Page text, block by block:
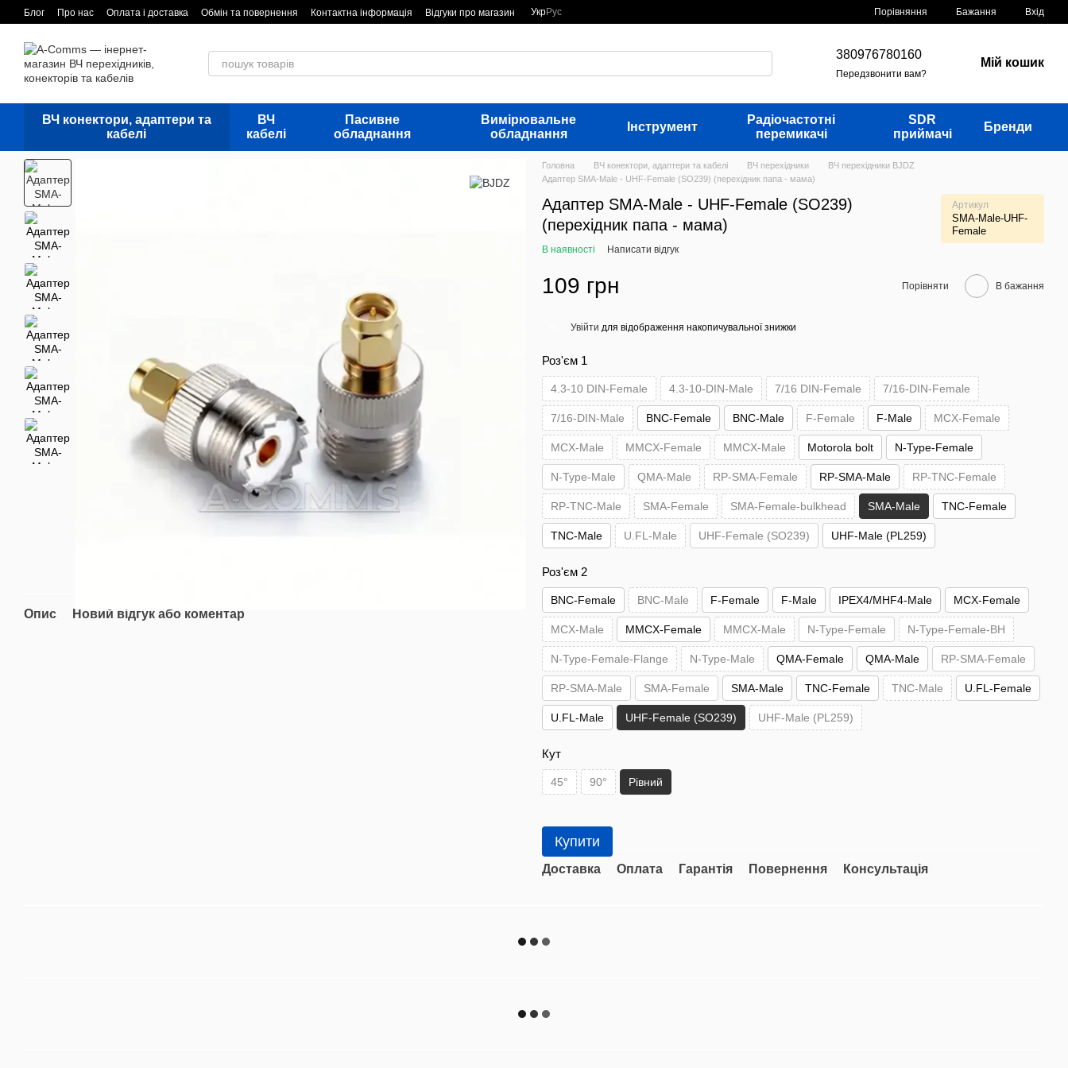
Перейти до основного контенту
Блог Про нас Оплата і доставка Обмін та повернення Контактна інформація Відгуки про магазин УкрРус Порівняння Бажання Вхід
380976780160
Передзвонити вам?
Мій кошик
ВЧ конектори, адаптери та
кабелі
ВЧ
кабелі
Пасивне
обладнання
Вимірювальне
обладнання
Інструмент
Радіочастотні
перемикачі
SDR
приймачі
Бренди
Опис Новий відгук або коментар
Головна ВЧ конектори, адаптери та кабелі ВЧ перехідники
ВЧ перехідники BJDZ
Адаптер SMA-Male - UHF-Female (SO239) (перехідник папа - мама)
Адаптер SMA-Male - UHF-Female (SO239)
(перехідник папа - мама)
Артикул
SMA-Male-UHF-
Female
В наявності Написати відгук
109 грн Порівняти В бажання
Увійти для відображення накопичувальної знижки
Роз'єм 1
4.3-10 DIN-Female 4.3-10-DIN-Male 7/16 DIN-Female 7/16-DIN-Female
7/16-DIN-Male BNC-Female BNC-Male F-Female F-Male MCX-Female
MCX-Male MMCX-Female MMCX-Male Motorola bolt N-Type-Female
N-Type-Male QMA-Male RP-SMA-Female RP-SMA-Male RP-TNC-Female
RP-TNC-Male SMA-Female SMA-Female-bulkhead SMA-Male TNC-Female
TNC-Male U.FL-Male UHF-Female (SO239) UHF-Male (PL259)
Роз'єм 2
BNC-Female BNC-Male F-Female F-Male IPEX4/MHF4-Male MCX-Female
MCX-Male MMCX-Female MMCX-Male N-Type-Female N-Type-Female-BH
N-Type-Female-Flange N-Type-Male QMA-Female QMA-Male RP-SMA-Female
RP-SMA-Male SMA-Female SMA-Male TNC-Female TNC-Male U.FL-Female
U.FL-Male UHF-Female (SO239) UHF-Male (PL259)
Кут
45° 90° Рівний
Купити
Доставка Оплата Гарантія Повернення Консультація